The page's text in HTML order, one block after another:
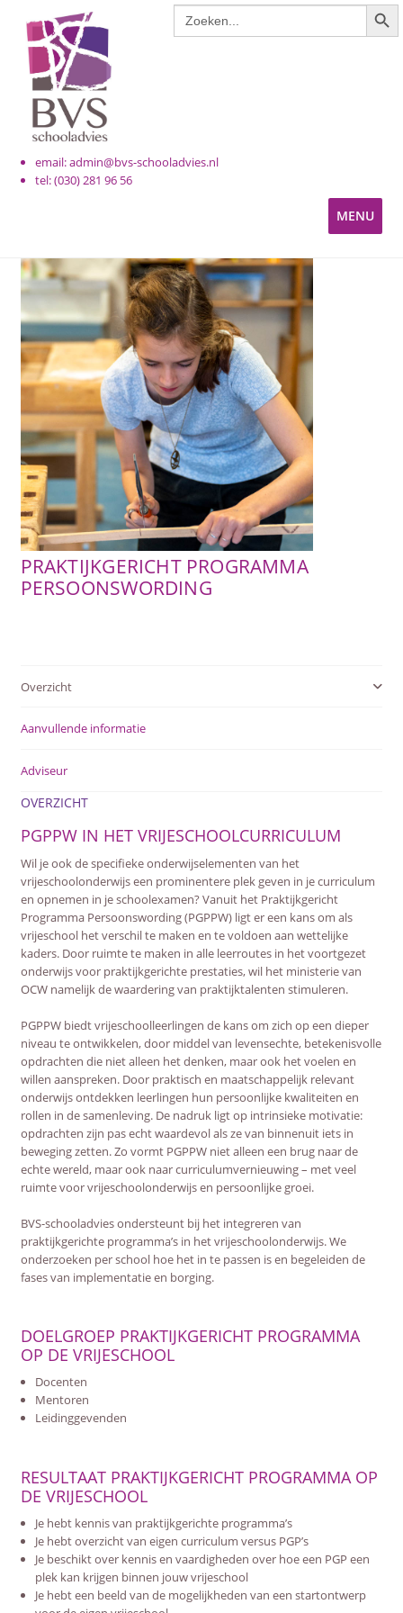
Zoek
naar:
Ga
door
naar
navigatie
Ga
naar
de
inhoud
email: admin@bvs-schooladvies.nl
tel: (030) 281 96 56
MENU
KINDEROPVANG
PRIMAIR ONDERWIJS
VOORTGEZET ONDERWIJS
AFSTANDSONDERWIJS
ACTUEEL
WEBWINKEL
OVER ONS
PRAKTIJKGERICHT PROGRAMMA
PERSOONSWORDING
Overzicht
Aanvullende informatie
Adviseur
OVERZICHT
PGPPW IN HET VRIJESCHOOLCURRICULUM
Wil je ook de specifieke onderwijselementen van het
vrijeschoolonderwijs een prominentere plek geven in je curriculum
en opnemen in je schoolexamen? Vanuit het Praktijkgericht
Programma Persoonswording (PGPPW) ligt er een kans om als
vrijeschool het verschil te maken en te voldoen aan wettelijke
kaders. Door ruimte te maken in alle leerroutes in het voortgezet
onderwijs voor praktijkgerichte prestaties, wil het ministerie van
OCW namelijk de waardering van praktijktalenten stimuleren.
PGPPW biedt vrijeschoolleerlingen de kans om zich op een dieper
niveau te ontwikkelen, door middel van levensechte, betekenisvolle
opdrachten die niet alleen het denken, maar ook het voelen en
willen aanspreken. Door praktisch en maatschappelijk relevant
onderwijs ontdekken leerlingen hun persoonlijke kwaliteiten en
rollen in de samenleving. De nadruk ligt op intrinsieke motivatie:
opdrachten zijn pas echt waardevol als ze van binnenuit iets in
beweging zetten. Zo vormt PGPPW niet alleen een brug naar de
echte wereld, maar ook naar curriculumvernieuwing – met veel
ruimte voor vrijeschoolonderwijs en persoonlijke groei.
BVS-schooladvies ondersteunt bij het integreren van
praktijkgerichte programma’s in het vrijeschoolonderwijs. We
onderzoeken per school hoe het in te passen is en begeleiden de
fases van implementatie en borging.
DOELGROEP PRAKTIJKGERICHT PROGRAMMA
OP DE VRIJESCHOOL
Docenten
Mentoren
Leidinggevenden
RESULTAAT PRAKTIJKGERICHT PROGRAMMA OP
DE VRIJESCHOOL
Je hebt kennis van praktijkgerichte programma’s
Je hebt overzicht van eigen curriculum versus PGP’s
Je beschikt over kennis en vaardigheden over hoe een PGP een
plek kan krijgen binnen jouw vrijeschool
Je hebt een beeld van de mogelijkheden van een startontwerp